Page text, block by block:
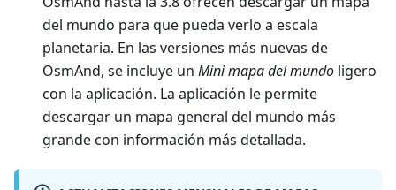
del mundo para que pueda verlo a escala
planetaria. En las versiones más nuevas de
OsmAnd, se incluye un Mini mapa del mundo ligero
con la aplicación. La aplicación le permite
descargar un mapa general del mundo más
grande con información más detallada.